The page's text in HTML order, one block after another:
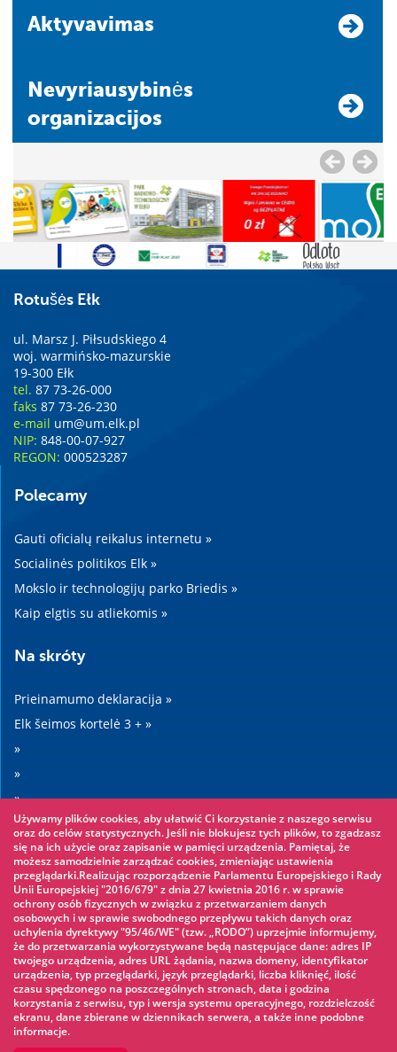
Aktyvavimas
Nevyriausybinės
organizacijos
Rotušės Ełk
ul. Marsz J. Piłsudskiego 4
woj. warmińsko-mazurskie
19-300 Ełk
tel. 87 73-26-000
faks 87 73-26-230
e-mail um@um.elk.pl
NIP: 848-00-07-927
REGON: 000523287
Polecamy
Gauti oficialų reikalus internetu »
Socialinės politikos Elk »
Mokslo ir technologijų parko Briedis »
Kaip elgtis su atliekomis »
Na skróty
Prieinamumo deklaracija »
Elk šeimos kortelė 3 + »
»
»
»
»
Warto zobaczyć
Virvių parkas »
Vandens parkas »
Ledo čiuožykla »
KINOECK »
Muziejus »
Używamy plików cookies, aby ułatwić Ci korzystanie z naszego serwisu
oraz do celów statystycznych. Jeśli nie blokujesz tych plików, to zgadzasz
się na ich użycie oraz zapisanie w pamięci urządzenia. Pamiętaj, że
możesz samodzielnie zarządzać cookies, zmieniając ustawienia
przeglądarki.Realizując rozporządzenie Parlamentu Europejskiego i Rady
Unii Europejskiej "2016/679" z dnia 27 kwietnia 2016 r. w sprawie
ochrony osób fizycznych w związku z przetwarzaniem danych
osobowych i w sprawie swobodnego przepływu takich danych oraz
uchylenia dyrektywy "95/46/WE" (tzw. „RODO”) uprzejmie informujemy,
że do przetwarzania wykorzystywane będą następujące dane: adres IP
twojego urządzenia, adres URL żądania, nazwa domeny, identyfikator
urządzenia, typ przeglądarki, język przeglądarki, liczba kliknięć, ilość
czasu spędzonego na poszczególnych stronach, data i godzina
korzystania z serwisu, typ i wersja systemu operacyjnego, rozdzielczość
ekranu, dane zbierane w dziennikach serwera, a także inne podobne
informacje.